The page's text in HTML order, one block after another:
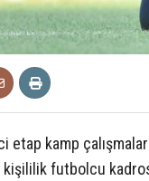
etap kamp
kişililik futbolcu